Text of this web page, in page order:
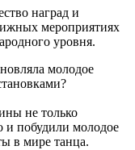
наград и
мероприятиях
уровня.
молодое
не только
и побудили молодое
в мире танца.